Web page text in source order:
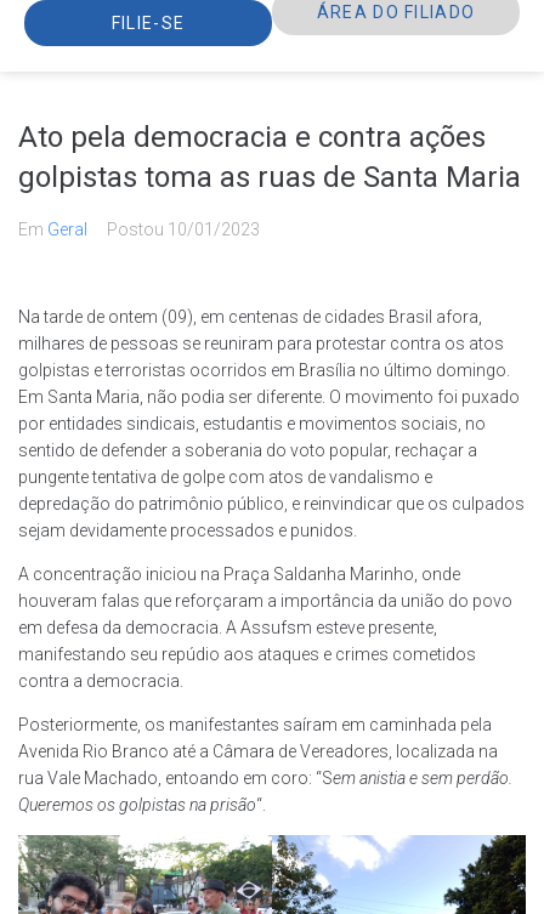
FILIE-SE
ÁREA DO FILIADO
Ato pela democracia e contra ações
golpistas toma as ruas de Santa Maria
Em Geral Postou 10/01/2023
Na tarde de ontem (09), em centenas de cidades Brasil afora,
milhares de pessoas se reuniram para protestar contra os atos
golpistas e terroristas ocorridos em Brasília no último domingo.
Em Santa Maria, não podia ser diferente. O movimento foi puxado
por entidades sindicais, estudantis e movimentos sociais, no
sentido de defender a soberania do voto popular, rechaçar a
pungente tentativa de golpe com atos de vandalismo e
depredação do patrimônio público, e reinvindicar que os culpados
sejam devidamente processados e punidos.
A concentração iniciou na Praça Saldanha Marinho, onde
houveram falas que reforçaram a importância da união do povo
em defesa da democracia. A Assufsm esteve presente,
manifestando seu repúdio aos ataques e crimes cometidos
contra a democracia.
Posteriormente, os manifestantes saíram em caminhada pela
Avenida Rio Branco até a Câmara de Vereadores, localizada na
rua Vale Machado, entoando em coro: “Sem anistia e sem perdão.
Queremos os golpistas na prisão“.